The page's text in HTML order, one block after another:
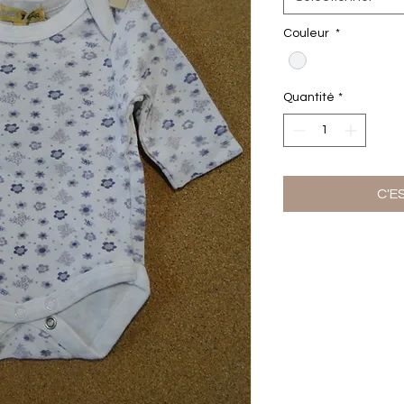
Couleur *
Quantité *